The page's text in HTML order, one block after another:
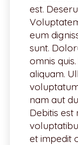
est.
eum
sunt.
omnis
aliquam.
voluptatum
nam aut
Debitis est
et impedit